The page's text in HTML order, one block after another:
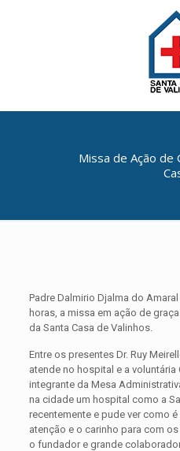
Missa de Ação de
Padre Dalmirio Djalma do
horas, a missa em ação de
da Santa Casa de Valinhos.
Entre os presentes Dr. Ruy
atende no hospital e a voluntária
integrante da Mesa
na cidade um hospital como a
recentemente e pude ver como
atenção e o carinho para com
o fundador e grande